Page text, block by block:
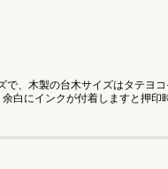
で、木製の台木サイズはタテヨ
白にインクが付着しますと押印